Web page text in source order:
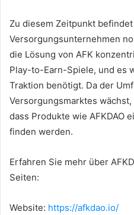
Zu diesem Zeitpunkt
Versorgungsunternehmen
die Lösung von AFK
Play-to-Earn-Spiele, und es
Traktion benötigt. Da der
Versorgungsmarktes
dass Produkte wie AFKDAO
finden werden.
Erfahren Sie mehr über
Seiten:
Website: https://afkdao.io/